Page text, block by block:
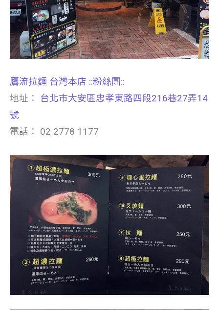
鷹流拉麵 台灣本店 ::粉絲團::
地址： 台北市大安區忠孝東路四段216巷27弄14
號
電話： 02 2778 1177